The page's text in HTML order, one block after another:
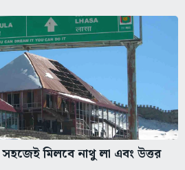
মিলবে নাথু লা এবং উত্তর